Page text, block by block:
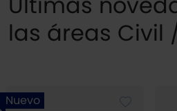
las áreas Civil
Nuevo